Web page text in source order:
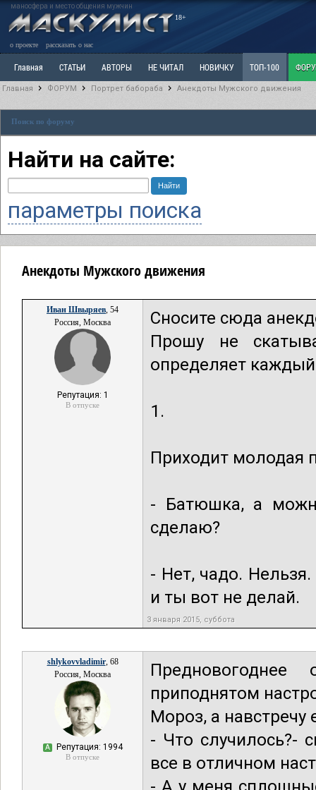
маносфера и место общения мужчин
18+
о проекте рассказать о нас
Главная СТАТЬИ АВТОРЫ НЕ ЧИТАЛ НОВИЧКУ ТОП-100
Ветка: Расстаюсь или Развожусь. САНЧАС Ветка: Наболевшее. Выскажись!
РАЗДЕЛ: Разное
Главная ФОРУМ Портрет бабораба Анекдоты Мужского движения
Поиск по форуму
Найти на сайте:
параметры поиска
Анекдоты Мужского движения
Иван Швыряев, 54
Россия, Москва
Репутация: 1
В отпуске
Сносите сюда
Прошу не
определяет
1.
Приходит молодая
- Батюшка, а
сделаю?
- Нет, чадо.
и ты вот не делай.
3 января 2015, суббота
shlykovvladimir, 68
Россия, Москва
А Репутация: 1994
В отпуске
приподнятом
Мороз, а
- Что случилось?-
все в отличном